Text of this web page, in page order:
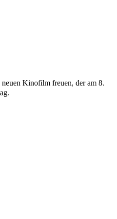
Kinofilm freuen, der am 8.